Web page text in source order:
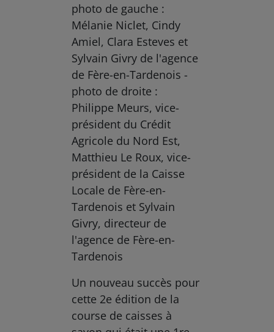
photo de gauche :
Mélanie Niclet, Cindy
Amiel, Clara Esteves et
Sylvain Givry de l'agence
de Fère-en-Tardenois -
photo de droite :
Philippe Meurs, vice-
président du Crédit
Agricole du Nord Est,
Matthieu Le Roux, vice-
président de la Caisse
Locale de Fère-en-
Tardenois et Sylvain
Givry, directeur de
l'agence de Fère-en-
Tardenois
Un nouveau succès pour
cette 2e édition de la
course de caisses à